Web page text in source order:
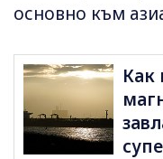
основно към
Как